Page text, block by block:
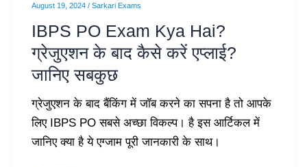
August 19, 2024 / Sarkari Exams
IBPS PO Exam Kya Hai?
ग्रेजुएशन के बाद कैसे करें एप्लाई?
जानिए सबकुछ
ग्रेजुएशन के बाद बैंकिंग में जॉब करने का सपना है तो आपके
लिए IBPS PO सबसे अच्छा विकल्प। है इस आर्टिकल में
जानिए क्या है ये एग्जाम पूरी जानकारी के साथ।
एप्लाई?
जानिए
सबकुछ